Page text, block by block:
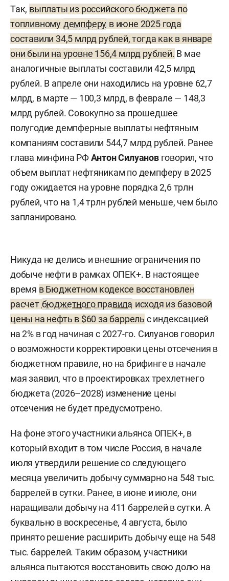
Так, выплаты из российского бюджета по
топливному демпферу в июне 2025 года
составили 34,5 млрд рублей, тогда как в январе
они были на уровне 156,4 млрд рублей. В мае
аналогичные выплаты составили 42,5 млрд
рублей. В апреле они находились на уровне 62,7
млрд, в марте — 100,3 млрд, в феврале — 148,3
млрд рублей. Совокупно за прошедшее
полугодие демпферные выплаты нефтяным
компаниям составили 544,7 млрд рублей. Ранее
глава минфина РФАнтон Силуановговорил, что
объем выплат нефтяникам по демпферу в 2025
году ожидается на уровне порядка 2,6 трлн
рублей, что на 1,4 трлн рублей меньше, чем было
запланировано.
Никуда не делись и внешние ограничения по
добыче нефти в рамках ОПЕК+. В настоящее
время в Бюджетном кодексе восстановлен
расчет бюджетного правила исходя из базовой
цены на нефть в $60 за баррель с индексацией
на 2% в год начиная с 2027-го. Силуанов говорил
о возможности корректировки цены отсечения в
бюджетном правиле, но на брифинге в начале
мая заявил, что в проектировках трехлетнего
бюджета (2026–2028) изменение цены
отсечения не будет предусмотрено.
На фоне этого участники альянса ОПЕК+, в
который входит в том числе Россия, в начале
июля утвердили решение со следующего
месяца увеличить добычу суммарно на 548 тыс.
баррелей в сутки. Ранее, в июне и июле, они
наращивали добычу на 411 баррелей в сутки. А
буквально в воскресенье, 4 августа, было
принято решение расширить добычу еще на 548
тыс. баррелей. Таким образом, участники
альянса пытаются восстановить свою долю на